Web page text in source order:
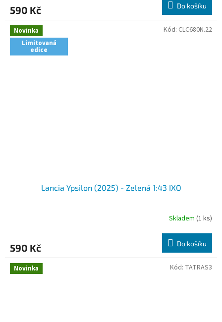
590 Kč Do košíku
Novinka
Limitovaná
edice
Lancia Ypsilon (2025) - Zelená 1:43 IXO
Skladem (1 ks)
590 Kč Do košíku
Kód: CLC680N.22
Novinka Kód: TATRAS3